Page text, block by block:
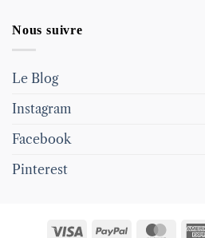
Nous suivre
Le Blog
Instagram
Facebook
Pinterest
Visa PayPal